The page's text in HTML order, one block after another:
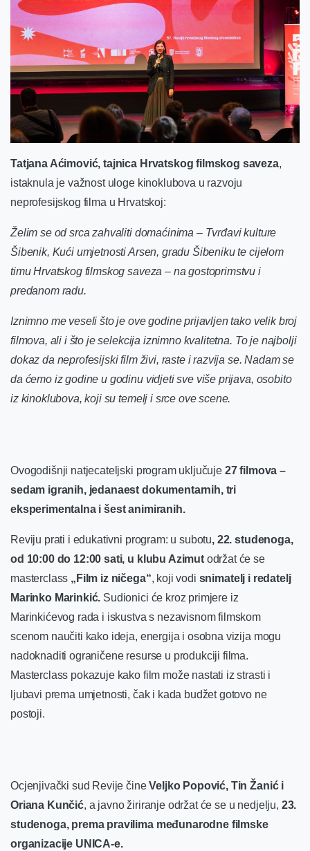
Tatjana Aćimović, tajnica Hrvatskog filmskog saveza,
istaknula je važnost uloge kinoklubova u razvoju
neprofesijskog filma u Hrvatskoj:
Želim se od srca zahvaliti domaćinima – Tvrđavi kulture
Šibenik, Kući umjetnosti Arsen, gradu Šibeniku te cijelom
timu Hrvatskog filmskog saveza – na gostoprimstvu i
predanom radu.
Iznimno me veseli što je ove godine prijavljen tako velik broj
filmova, ali i što je selekcija iznimno kvalitetna. To je najbolji
dokaz da neprofesijski film živi, raste i razvija se. Nadam se
da ćemo iz godine u godinu vidjeti sve više prijava, osobito
iz kinoklubova, koji su temelj i srce ove scene.
Ovogodišnji natjecateljski program uključuje 27 filmova –
sedam igranih, jedanaest dokumentarnih, tri
eksperimentalna i šest animiranih.
Reviju prati i edukativni program: u subotu, 22. studenoga,
od 10:00 do 12:00 sati, u klubu Azimut održat će se
masterclass „Film iz ničega“, koji vodi snimatelj i redatelj
Marinko Marinkić. Sudionici će kroz primjere iz
Marinkićevog rada i iskustva s nezavisnom filmskom
scenom naučiti kako ideja, energija i osobna vizija mogu
nadoknaditi ograničene resurse u produkciji filma.
Masterclass pokazuje kako film može nastati iz strasti i
ljubavi prema umjetnosti, čak i kada budžet gotovo ne
postoji.
Ocjenjivački sud Revije čineVeljko Popović, Tin Žanić i
Oriana Kunčić, a javno žiriranje održat će se u nedjelju, 23.
studenoga, prema pravilima međunarodne filmske
organizacije UNICA-e.